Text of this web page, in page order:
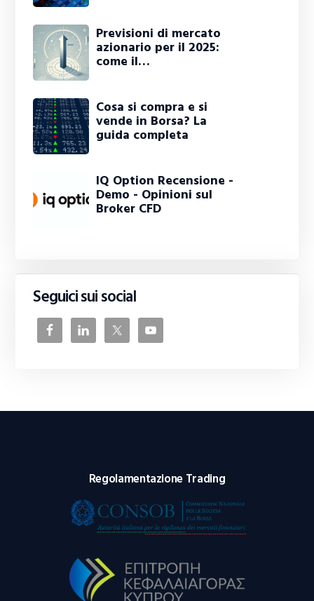
Previsioni di mercato
azionario per il 2025:
come il…
Cosa si compra e si
vende in Borsa? La
guida completa
IQ Option Recensione -
Demo - Opinioni sul
Broker CFD
Seguici sui social
Regolamentazione Trading